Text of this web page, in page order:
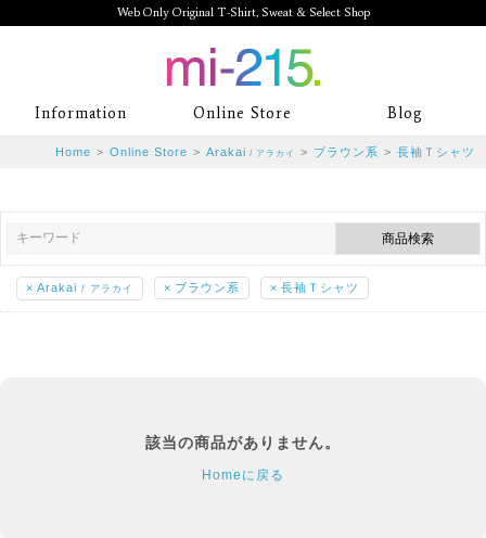
Web Only Original T-Shirt, Sweat & Select Shop
mi-215. Web Only Original T-Shirt,
Sweat & Select Shop mi-215. Tシャ
ランド専門通販
Information Online Store Blog
Home > Online Store > Arakai / アラカイ > ブラウン系 > 長袖Ｔシャツ
× Arakai / アラカイ × ブラウン系 × 長袖Ｔシャツ
該当の商品がありません。
Homeに戻る